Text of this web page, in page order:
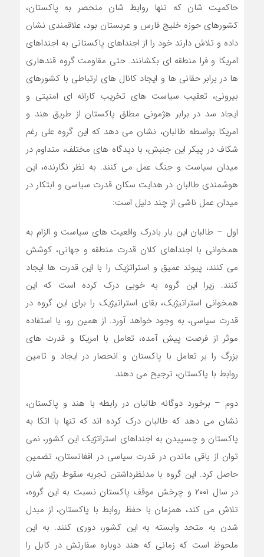
حاکمیت شان که تنها روابط شان منحصر به پاکستان،
کشورهای حوزه خلیج فارس و عربستان بود، علاقمندی نشان
داده و تلاش دارند خود را از اجنداهای پاکستانی به اجنداهای
امریکا و فرا منطقه ای بکشانند. حتی مقاومت گروه قندهاری
ها در برابر حقانی ها و ایجاد کانال های ارتباطی با کشورهای
بیرونی، تعقیب سیاست های تخریب کارانه ای امنیتی و
ایجاد سد در برابر هژمونی مطلق پاکستان از طریق هند و
امریکا بواسطه طالبان، نشان می دهد که این گروه علی رغم
شکاف در پیکر این جنبش، با دیدگاه های مختلف، متداوم در
میدان سیاست و جنگ عمل می کنند. به نظر نگارنده، این
هوشمندی طالبان در هدایت سکان قدرت سیاسی و ابتکار در
میدان عمل ناشی از چند دلیل است:
اول – طالبان این بار بادرک واقعیت های سیاست و الزام به
همخوانی با اجنداهای کلان قدرت منطقه و جهانی، کوشش
می کنند، پیوند عمیق و استراتژیک را با این قدرت ها ایجاد
کنند. زیرا این گروه به خوبی درک کرده است که این
همخوانی استراتیژیک، بقای استراتیژیک را برای این گروه در
قدرت سیاسی، به وجود خواهد آورد. از همین رو، با استفاده
موثر از فرصت پیش آمده، تعامل با امریکا و قدرت های
بزرگ را بر تعامل با پاکستان و انحصار در ایجاد و تامین
روابط با پاکستان، ترجیح می دهند.
دوم – برخورد دوگانه طالبان در رابطه با هند و پاکستان،
نشان می دهد که طالبان درک کرده اند که تنها با اتکا به
پاکستان و چسپیدن به اجنداهای استراتژیک این کشور، نمی
توان از باقی ماندن در قدرت سیاسی در افغانستان، تضمین
حاصل کرد. این گروه با مدنظرداشتن تجربه سقوط رژیم شان
در سال ۲۰۰۱ و چرخش موقف پاکستان نسبت به این گروه،
تلاش می کند، همزمان با حفظ روابط با پاکستان، از مبدل
شدن به متحد وابسته به این کشور، دوری کنند. به این
ملحوظ است که زمانی که هند دوباره سفارتش در کابل را